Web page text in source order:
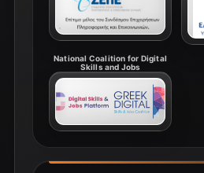
National Coalition for Digital
Skills and Jobs